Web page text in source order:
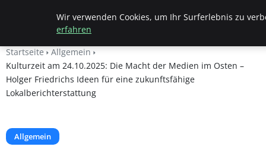
Beyond Surface
Startseite
Allgemein
Kulturzeit am 24.10.2025: Die Macht der Medien im Osten –
Holger Friedrichs Ideen für eine zukunftsfähige
Lokalberichterstattung
Allgemein
Wir verwenden Cookies, um Ihr Surferlebnis zu
erfahren